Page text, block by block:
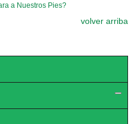
a Nuestros Pies?
volver arriba